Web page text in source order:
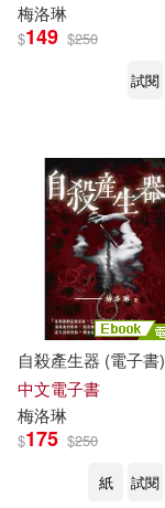
梅洛琳
$149 $250
試閱
自殺產生器 (電子書)
中文電子書
梅洛琳
$175 $250
紙
試閱